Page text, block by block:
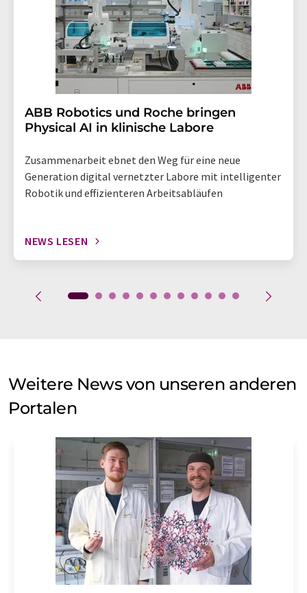
enthalten.
​​​​​​​ABB Robotics und Roche bringen
Physical AI in klinische Labore
Zusammenarbeit ebnet den Weg für eine neue
Generation digital vernetzter Labore mit intelligenter
Robotik und effizienteren Arbeitsabläufen
NEWS LESEN
Weitere News von unseren anderen
Portalen